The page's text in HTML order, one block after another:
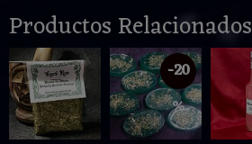
Productos Relacionados
-20
%